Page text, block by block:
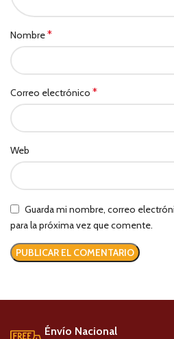
Nombre*
Correo electrónico *
Web
Guarda mi nombre, correo
para la próxima vez que comente.
Énvío Nacional